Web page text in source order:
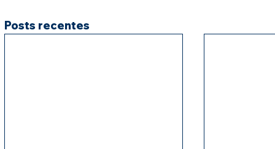
Posts recentes